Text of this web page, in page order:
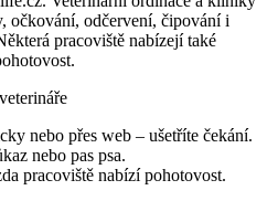
odčervení, čipování i
pracoviště nabízejí také
nebo přes web – ušetříte čekání.
nebo pas psa.
pracoviště nabízí pohotovost.